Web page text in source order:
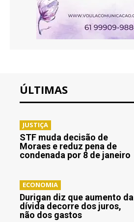
ÚLTIMAS
JUSTIÇA
STF muda decisão de
Moraes e reduz pena de
condenada por 8 de janeiro
ECONOMIA
Durigan diz que aumento da
dívida decorre dos juros,
não dos gastos